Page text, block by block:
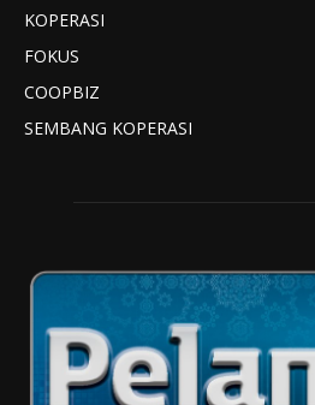
KOPERASI
FOKUS
COOPBIZ
SEMBANG KOPERASI